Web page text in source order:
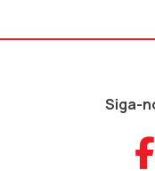
Siga-